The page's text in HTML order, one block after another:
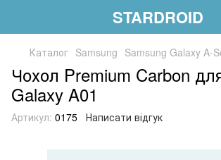
STARDROID
Каталог Samsung Samsung Galaxy A-
Чохол Premium Carbon
Galaxy A01
Артикул: 0175 Написати відгук